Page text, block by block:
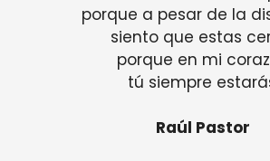
porque a pesar de la
siento que estas
porque en mi
tú siempre
Raúl Pastor